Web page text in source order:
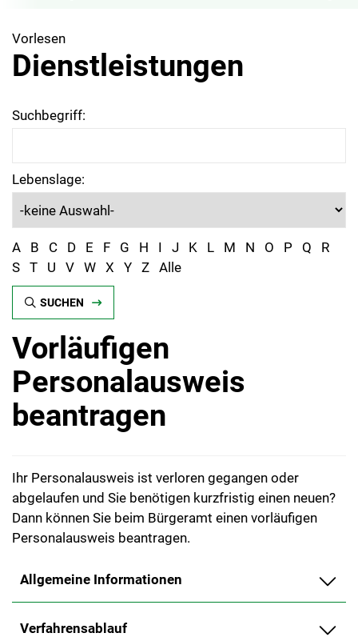
Vorlesen
Dienstleistungen
Suchbegriff:
Lebenslage:
A B C D E F G H I J K L M N O P Q
R
S T U V W X Y Z Alle
SUCHEN
Vorläufigen
Personalausweis
beantragen
Ihr Personalausweis ist verloren gegangen oder
abgelaufen und Sie benötigen kurzfristig einen neuen?
Dann können Sie beim Bürgeramt einen vorläufigen
Personalausweis beantragen.
Allgemeine Informationen
Verfahrensablauf